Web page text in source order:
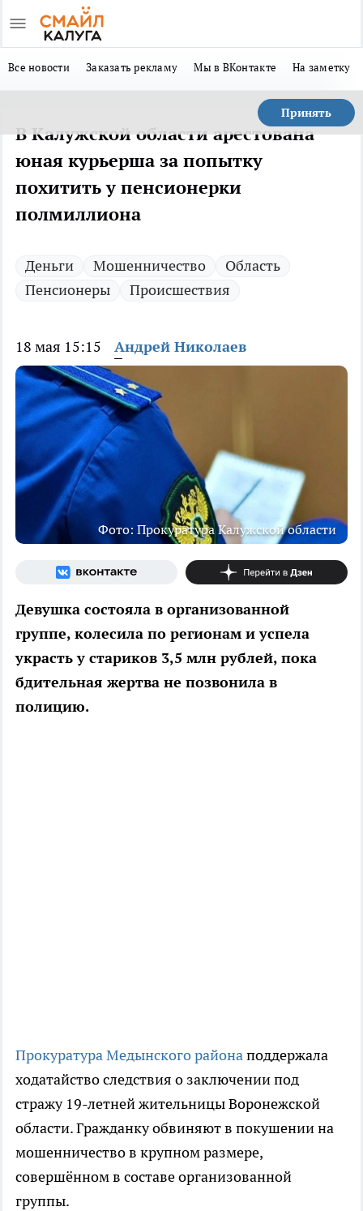
Все новости Заказать рекламу Мы в ВКонтакте На заметку
Принять
В Калужской области арестована
юная курьерша за попытку
похитить у пенсионерки
полмиллиона
Деньги Мошенничество
Область
Пенсионеры
Происшествия
18 мая 15:15 Андрей Николаев
Фото: Прокуратура Калужской области
Девушка состояла в организованной
группе, колесила по регионам и успела
украсть у стариков 3,5 млн рублей, пока
бдительная жертва не позвонила в
полицию.
Прокуратура Медынского районаподдержала
ходатайство следствия о заключении под
стражу 19-летней жительницы Воронежской
области. Гражданку обвиняют в покушении на
мошенничество в крупном размере,
совершённом в составе организованной
группы.